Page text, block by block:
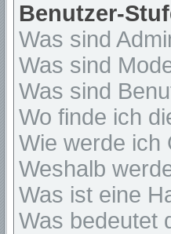
Benutzer-
Was sind
Was sind
Was sind
Wo finde ich
Wie werde ich
Weshalb
Was ist eine
Was bedeutet